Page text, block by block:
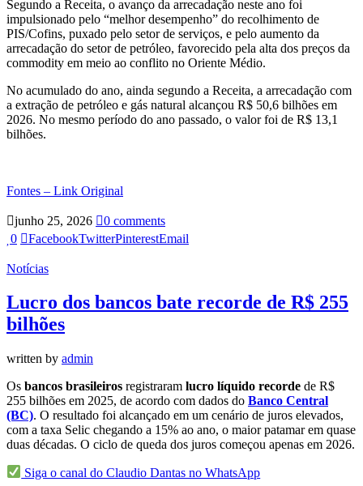
Segundo a Receita, o avanço da arrecadação neste ano foi
impulsionado pelo “melhor desempenho” do recolhimento de
PIS/Cofins, puxado pelo setor de serviços, e pelo aumento da
arrecadação do setor de petróleo, favorecido pela alta dos preços da
commodity em meio ao conflito no Oriente Médio.
No acumulado do ano, ainda segundo a Receita, a arrecadação com
a extração de petróleo e gás natural alcançou R$ 50,6 bilhões em
2026. No mesmo período do ano passado, o valor foi de R$ 13,1
bilhões.
Fontes – Link Original
junho 25, 2026
0 comments
0
FacebookTwitterPinterestEmail
Notícias
Lucro dos bancos bate recorde de R$ 255
bilhões
written by admin
Os bancos brasileiros registraram lucro líquido recorde de R$
255 bilhões em 2025, de acordo com dados do Banco Central
(BC). O resultado foi alcançado em um cenário de juros elevados,
com a taxa Selic chegando a 15% ao ano, o maior patamar em quase
duas décadas. O ciclo de queda dos juros começou apenas em 2026.
Siga o canal do Claudio Dantas no WhatsApp